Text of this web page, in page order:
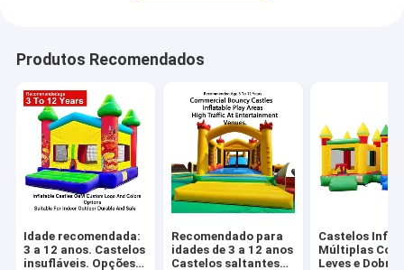
Produtos Recomendados
Idade recomendada:
3 a 12 anos. Castelos
insufláveis. Opções
Recomendado para
idades de 3 a 12 anos
Castelos saltantes
Castelos
Múltiplas
Leves e